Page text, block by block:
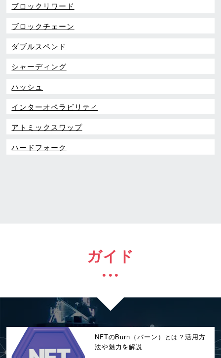
ブロックリワード
ブロックチェーン
ダブルスペンド
シャーディング
ハッシュ
インターオペラビリティ
アトミックスワップ
ハードフォーク
ガイド
NFTのBurn（バーン）とは？活用方
法や魅力を解説